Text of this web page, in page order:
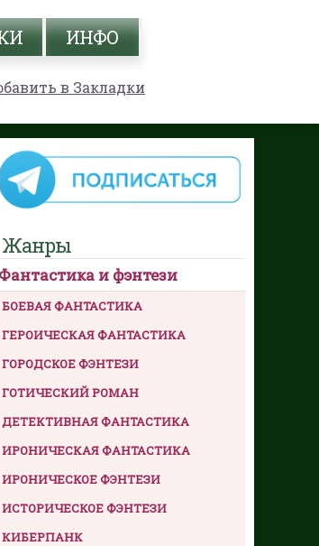
ИНФО
в Закладки
Жанры
Фантастика и фэнтези
БОЕВАЯ ФАНТАСТИКА
ГЕРОИЧЕСКАЯ ФАНТАСТИКА
ГОРОДСКОЕ ФЭНТЕЗИ
ГОТИЧЕСКИЙ РОМАН
ДЕТЕКТИВНАЯ ФАНТАСТИКА
ИРОНИЧЕСКАЯ ФАНТАСТИКА
ИРОНИЧЕСКОЕ ФЭНТЕЗИ
ИСТОРИЧЕСКОЕ ФЭНТЕЗИ
КИБЕРПАНК